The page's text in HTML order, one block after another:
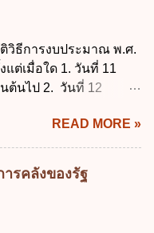
วิธีการงบประมาณ พ.ศ.
แต่เมื่อใด 1. วันที่ 11
ต้นไป 2. วันที่ 12
นต้นไป 4. วันที่ 14
ต้นไป ข้อ 2. พระราช
าณ พ.ศ. 2561 ไม่ได้
ด 1. พระราชบัญญัติวิธี
2502 2. พระราชบัญญัติ
บที่ 3) พ.ศ. 2511 3.
READ MORE »
รคลังของรัฐ